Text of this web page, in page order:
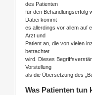
des Patienten
für den Behandlungserfolg
Dabei kommt
es allerdings vor allem auf
Arzt und
Patient an, die von vielen
betrachtet
wird. Dieses
Vorstellung
als die Übersetzung des
Was Patienten tun